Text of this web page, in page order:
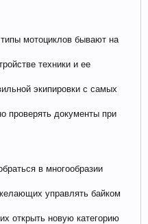
мотоциклов бывают на
техники и ее
экипировки с самых
проверять документы при
в многообразии
управлять байком
открыть новую категорию